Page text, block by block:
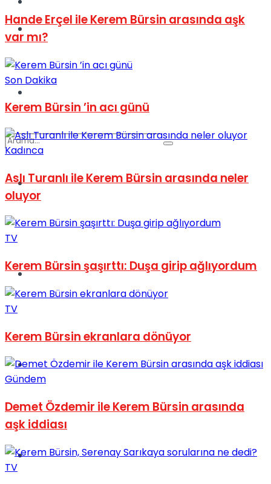
Türkiye
Müzik
Sinema
Tatil
Podcast
No Result
View All Result
Hande Erçel ile Kerem Bürsin arasında aşk
var mı?
Son Dakika
Kerem Bürsin ’in acı günü
Kadınca
Aslı Turanlı ile Kerem Bürsin arasında neler
oluyor
TV
Kerem Bürsin şaşırttı: Duşa girip ağlıyordum
TV
Kerem Bürsin ekranlara dönüyor
Gündem
Demet Özdemir ile Kerem Bürsin arasında
aşk iddiası
TV